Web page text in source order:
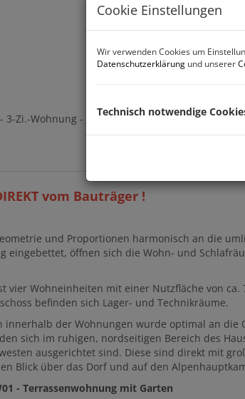
vom Bauträger !
und Proportionen harmonisch an die
eingebettet, öffnen sich die Wohn- und
vier Wohneinheiten mit einer Nutzfläche von
befinden sich Lager- und Technikräume.
innerhalb der Wohnungen wurde optimal an die
sich im ruhigen, nordseitigen Bereich des
ausgerichtet sind. Diese sind direkt mit
Blick über das Dorf und auf den
- Terrassenwohnung mit Garten
Cookie Einstellungen
Wir verwenden Cookies um
Datenschutzerklärung und unserer
Technisch notwendige